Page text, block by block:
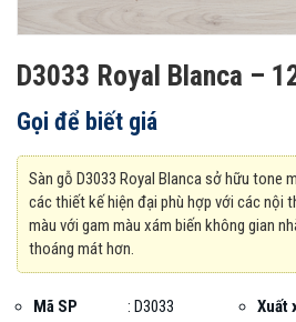
D3033 Royal Blanca –
Gọi để biết giá
Sàn gỗ D3033 Royal Blanca sở hữu tone
các thiết kế hiện đại phù hợp với các nội
màu với gam màu xám biến không gian
thoáng mát hơn.
Mã SP : D3033 Xuất